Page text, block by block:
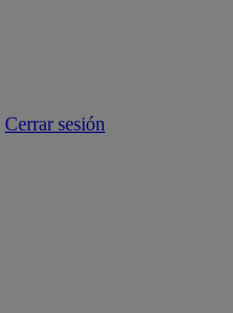
Cerrar sesión